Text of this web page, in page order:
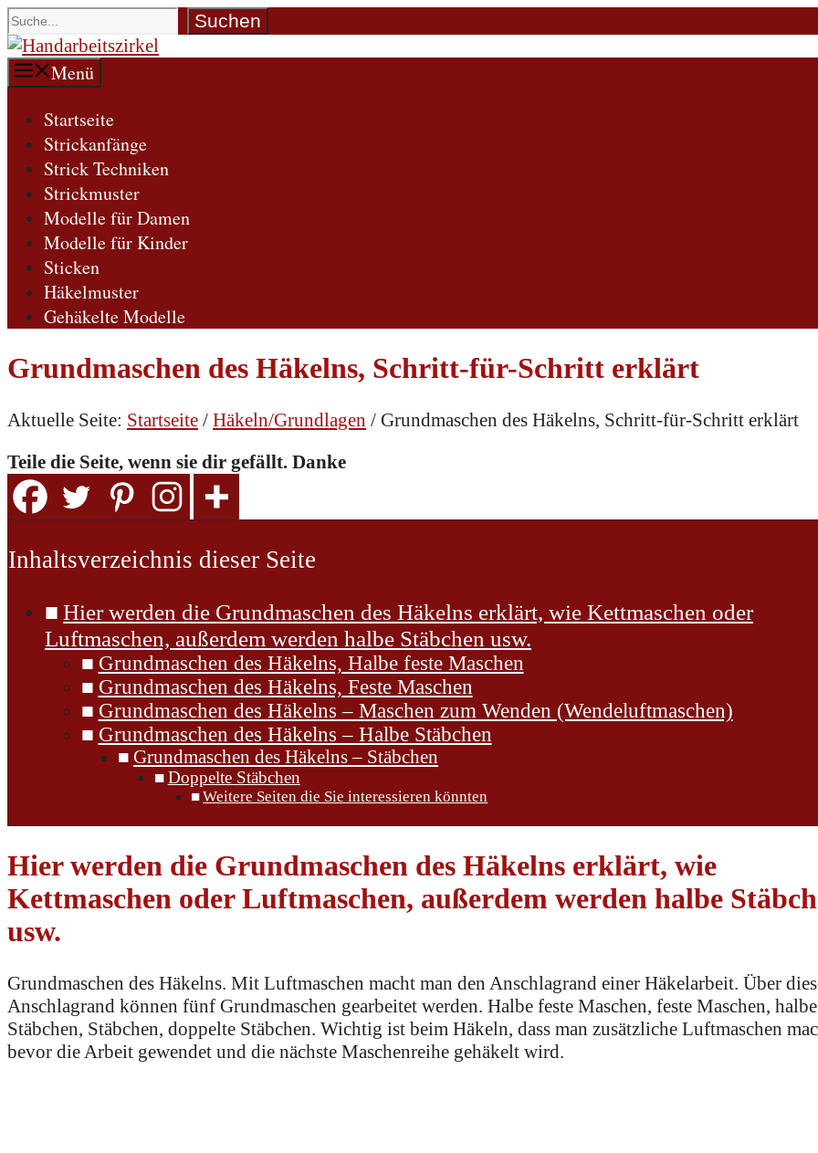
Zum
Inhalt
springen
Suchen Suchen
Menü
Startseite
Strickanfänge
Strick Techniken
Strickmuster
Modelle für Damen
Modelle für Kinder
Sticken
Häkelmuster
Gehäkelte Modelle
Grundmaschen des Häkelns, Schritt-für-Schritt erklärt
Aktuelle Seite: Startseite / Häkeln/Grundlagen / Grundmaschen des Häkelns, Schritt-für-Schritt erklärt
Teile die Seite, wenn sie dir gefällt. Danke
Inhaltsverzeichnis dieser Seite
Hier werden die Grundmaschen des Häkelns erklärt, wie Kettmaschen oder
Luftmaschen, außerdem werden halbe Stäbchen usw.
Grundmaschen des Häkelns, Halbe feste Maschen
Grundmaschen des Häkelns, Feste Maschen
Grundmaschen des Häkelns – Maschen zum Wenden (Wendeluftmaschen)
Grundmaschen des Häkelns – Halbe Stäbchen
Grundmaschen des Häkelns – Stäbchen
Doppelte Stäbchen
Weitere Seiten die Sie interessieren könnten
Hier werden die Grundmaschen des Häkelns erklärt, wie
Kettmaschen oder Luftmaschen, außerdem werden halbe
usw.
Grundmaschen des Häkelns. Mit Luftmaschen macht man den Anschlagrand einer Häkelarbeit. Über
Anschlagrand können fünf Grundmaschen gearbeitet werden. Halbe feste Maschen, feste Maschen, halbe
Stäbchen, Stäbchen, doppelte Stäbchen. Wichtig ist beim Häkeln, dass man zusätzliche Luftmaschen
bevor die Arbeit gewendet und die nächste Maschenreihe gehäkelt wird.